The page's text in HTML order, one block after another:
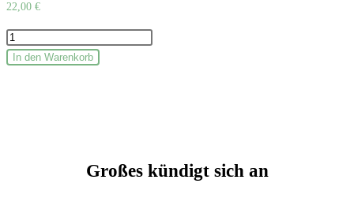
22,00 €
In den Warenkorb
Großes kündigt sich an